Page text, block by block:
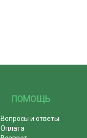
ПОМОЩЬ
Вопросы и ответы
Оплата